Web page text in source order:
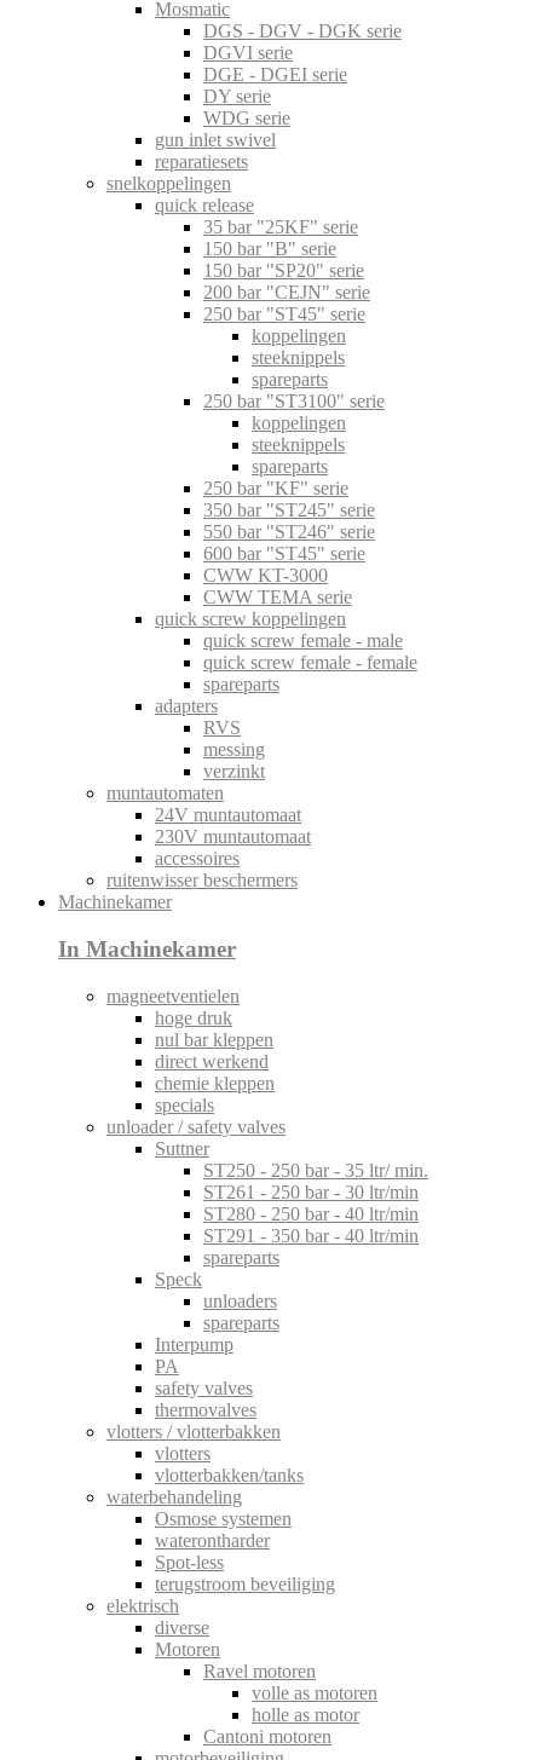
Mosmatic
DGS - DGV - DGK serie
DGVI serie
DGE - DGEI serie
DY serie
WDG serie
gun inlet swivel
reparatiesets
snelkoppelingen
quick release
35 bar "25KF" serie
150 bar "B" serie
150 bar "SP20" serie
200 bar "CEJN" serie
250 bar "ST45" serie
koppelingen
steeknippels
spareparts
250 bar "ST3100" serie
koppelingen
steeknippels
spareparts
250 bar "KF" serie
350 bar "ST245" serie
550 bar "ST246" serie
600 bar "ST45" serie
CWW KT-3000
CWW TEMA serie
quick screw koppelingen
quick screw female - male
quick screw female - female
spareparts
adapters
RVS
messing
verzinkt
muntautomaten
24V muntautomaat
230V muntautomaat
accessoires
ruitenwisser beschermers
Machinekamer
In Machinekamer
magneetventielen
hoge druk
nul bar kleppen
direct werkend
chemie kleppen
specials
unloader / safety valves
Suttner
ST250 - 250 bar - 35 ltr/ min.
ST261 - 250 bar - 30 ltr/min
ST280 - 250 bar - 40 ltr/min
ST291 - 350 bar - 40 ltr/min
spareparts
Speck
unloaders
spareparts
Interpump
PA
safety valves
thermovalves
vlotters / vlotterbakken
vlotters
vlotterbakken/tanks
waterbehandeling
Osmose systemen
waterontharder
Spot-less
terugstroom beveiliging
elektrisch
diverse
Motoren
Ravel motoren
volle as motoren
holle as motor
Cantoni motoren